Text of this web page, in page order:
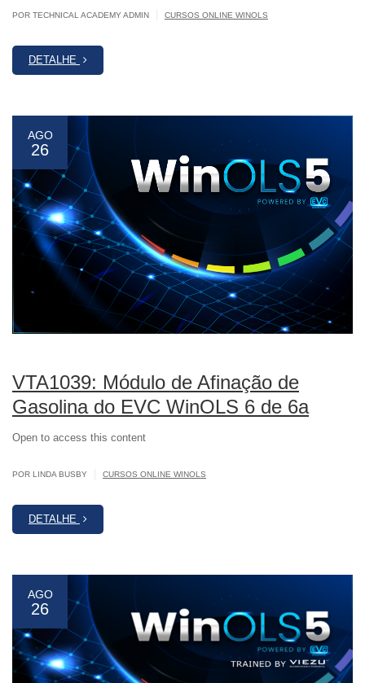
POR TECHNICAL ACADEMY ADMIN CURSOS ONLINE WINOLS
DETALHE
AGO
26
VTA1039: Módulo de Afinação de
Gasolina do EVC WinOLS 6 de 6a
Open to access this content
POR LINDA BUSBY CURSOS ONLINE WINOLS
DETALHE
AGO
26